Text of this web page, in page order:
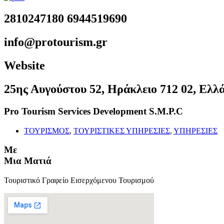
2810247180 6944519690
info@protourism.gr
Website
25ης Αυγούστου 52, Ηράκλειο 712 02,
Pro Tourism Services Development S.M.P.C
ΤΟΥΡΙΣΜΟΣ, ΤΟΥΡΙΣΤΙΚΕΣ ΥΠΗΡΕΣΙΕΣ, ΥΠΗΡΕΣΙΕΣ
Με
Μια Ματιά
Τουριστικό Γραφείο Εισερχόμενου Τουρισμού